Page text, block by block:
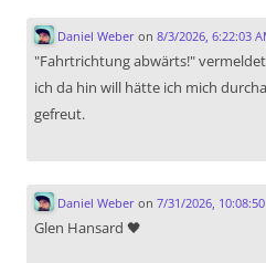
Daniel Weberon 8/3/2026, 6:22:03
"Fahrtrichtung abwärts!"
ich da hin will hätte ich mich
gefreut.
Daniel Weberon 7/31/2026,
Glen Hansard 🖤